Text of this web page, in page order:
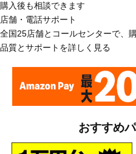
購入後も相談できます
店舗・電話サポート
全国25店舗とコールセンターで、
品質とサポートを詳しく見る
おすすめ